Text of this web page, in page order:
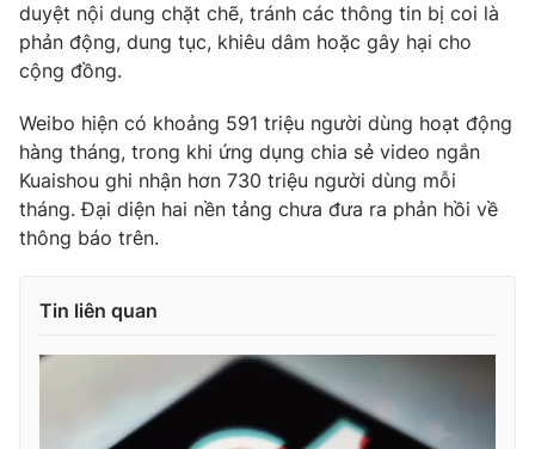
THỜI BÁO VTV
Theo dõi báo trên
Cơ quan chủ quản:Đài Truyền hình Việt Nam
Cơ quan báo chí:Thời báo VTV
cấp ngày 29/12/2023
Nguyễn Thị Mỹ Hạnh, Phạm Quốc Thắng,
Tổng đài VTV:024.38 355 931 - 024.38 355 932
duyệt nội dung chặt chẽ, tránh các thông tin bị coi là
phản động, dung tục, khiêu dâm hoặc gây hại cho
cộng đồng.
Weibo hiện có khoảng 591 triệu người dùng hoạt động
hàng tháng, trong khi ứng dụng chia sẻ video ngắn
Kuaishou ghi nhận hơn 730 triệu người dùng mỗi
tháng. Đại diện hai nền tảng chưa đưa ra phản hồi về
thông báo trên.
Tin liên quan